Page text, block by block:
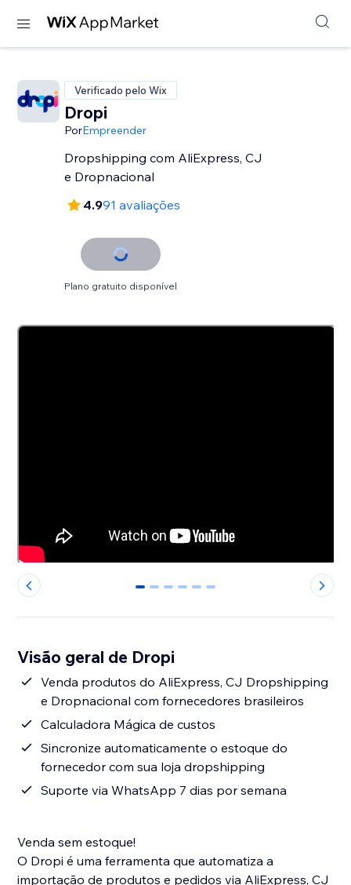
Verificado pelo Wix
Dropi
PorEmpreender
Dropshipping com AliExpress, CJ
e Dropnacional
4.991 avaliações
Plano gratuito disponível
0 1 2 3 4 5
Visão geral de Dropi
Venda produtos do AliExpress, CJ Dropshipping
e Dropnacional com fornecedores brasileiros
Calculadora Mágica de custos
Sincronize automaticamente o estoque do
fornecedor com sua loja dropshipping
Suporte via WhatsApp 7 dias por semana
Venda sem estoque!
O Dropi é uma ferramenta que automatiza a
importação de produtos e pedidos via AliExpress, CJ